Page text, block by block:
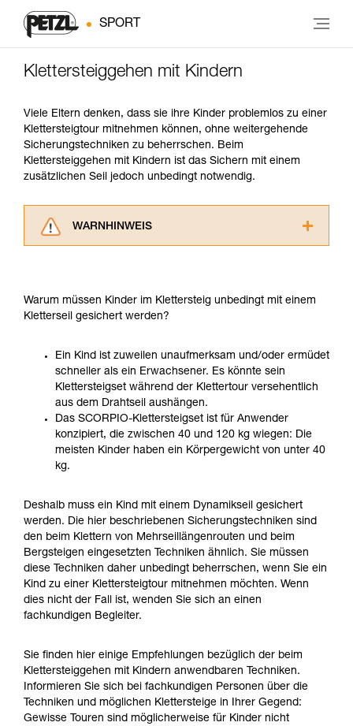
SPORT
Klettersteiggehen mit Kindern
Viele Eltern denken, dass sie ihre Kinder problemlos zu einer
Klettersteigtour mitnehmen können, ohne weitergehende
Sicherungstechniken zu beherrschen. Beim
Klettersteiggehen mit Kindern ist das Sichern mit einem
zusätzlichen Seil jedoch unbedingt notwendig.
WARNHINWEIS
ziehen. Um diese Zusatzinformationen
verstehen zu können, müssen Sie zuerst die in
Informationen richtig verstanden haben.
Die Beherrschung dieser Techniken setzt eine
entsprechende Ausbildung und ein spezielles
Training voraus. Prüfen Sie zusammen mit
einem Profi, ob Sie in der Lage sind, den
Vorgang alleine sicher zu wiederholen, bevor
Sie ihn eigenständig durchführen.
beschrieben werden.
Warum müssen Kinder im Klettersteig unbedingt mit einem
Kletterseil gesichert werden?
Ein Kind ist zuweilen unaufmerksam und/oder ermüdet
schneller als ein Erwachsener. Es könnte sein
Klettersteigset während der Klettertour versehentlich
aus dem Drahtseil aushängen.
Das SCORPIO-Klettersteigset ist für Anwender
konzipiert, die zwischen 40 und 120 kg wiegen: Die
meisten Kinder haben ein Körpergewicht von unter 40
kg.
Deshalb muss ein Kind mit einem Dynamikseil gesichert
werden. Die hier beschriebenen Sicherungstechniken sind
den beim Klettern von Mehrseillängenrouten und beim
Bergsteigen eingesetzten Techniken ähnlich. Sie müssen
diese Techniken daher unbedingt beherrschen, wenn Sie ein
Kind zu einer Klettersteigtour mitnehmen möchten. Wenn
dies nicht der Fall ist, wenden Sie sich an einen
fachkundigen Begleiter.
Sie finden hier einige Empfehlungen bezüglich der beim
Klettersteiggehen mit Kindern anwendbaren Techniken.
Informieren Sie sich bei fachkundigen Personen über die
Techniken und möglichen Klettersteige in Ihrer Gegend:
Gewisse Touren sind möglicherweise für Kinder nicht